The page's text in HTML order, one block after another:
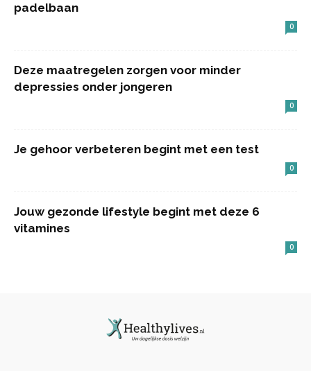
padelbaan
0
Deze maatregelen zorgen voor minder
depressies onder jongeren
0
Je gehoor verbeteren begint met een test
0
Jouw gezonde lifestyle begint met deze 6
vitamines
0